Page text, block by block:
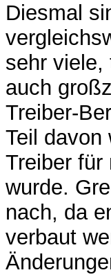
Diesmal
sehr viele,
auch
Treiber-
Teil davon
Treiber für
wurde.
nach, da
verbaut